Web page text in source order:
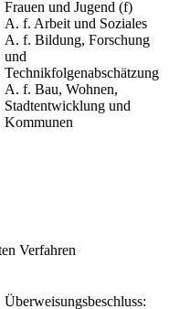
Frauen und Jugend (f)
A. f. Arbeit und Soziales
A. f. Bildung, Forschung
und
Technikfolgenabschätzung
A. f. Bau, Wohnen,
Stadtentwicklung und
Kommunen
Verfahren
Überweisungsbeschluss: